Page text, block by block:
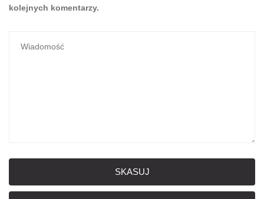
kolejnych komentarzy.
SKASUJ